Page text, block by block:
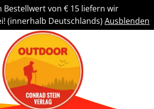
Bestellwert von € 15 liefern wir
(innerhalb Deutschlands) Ausblenden